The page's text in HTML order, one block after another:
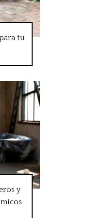
tu
y